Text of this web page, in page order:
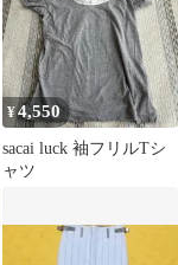
¥4,550
sacai luck 袖フリルTシ
ャツ